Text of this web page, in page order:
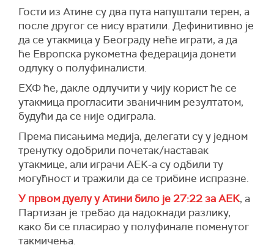
Гости из Атине су два пута напуштали терен, а
после другог се нису вратили. Дефинитивно је
да се утакмица у Београду неће играти, а да
ће Европска рукометна федерација донети
одлуку о полуфиналисти.
ЕХФ ће, дакле одлучити у чију корист ће се
утакмица прогласити званичним резултатом,
будући да се није одиграла.
Према писањима медија, делегати су у једном
тренутку одобрили почетак/наставак
утакмице, али играчи АЕK-а су одбили ту
могућност и тражили да се трибине испразне.
У првом дуелу у Атини било је 27:22 за АЕК, а
Партизан је требао да надокнади разлику,
како би се пласирао у полуфинале поменутог
такмичења.